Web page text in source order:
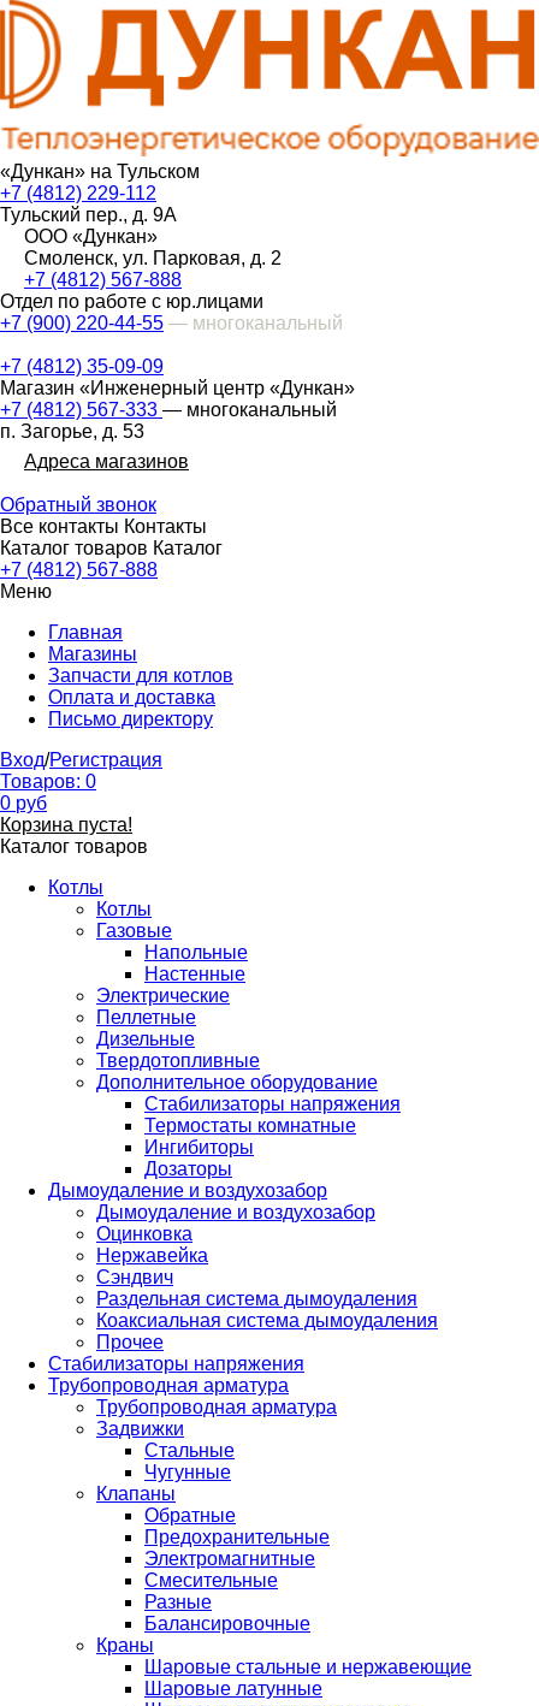
«Дункан» на Тульском
+7 (4812) 229-112
Тульский пер., д. 9А
ООО «Дункан»
Смоленск, ул. Парковая, д. 2
+7 (4812) 567-888
Отдел по работе с юр.лицами
+7 (900) 220-44-55 — многоканальный
+7 (4812) 35-09-09
Магазин «Инженерный центр «Дункан»
+7 (4812) 567-333 — многоканальный
п. Загорье, д. 53
Адреса магазинов
Обратный звонок
Все контакты Контакты
Каталог товаров Каталог
+7 (4812) 567-888
Меню
Главная
Магазины
Запчасти для котлов
Оплата и доставка
Письмо директору
Вход/Регистрация
Товаров: 0
0 руб
Корзина пуста!
Каталог товаров
Котлы
Котлы
Газовые
Напольные
Настенные
Электрические
Пеллетные
Дизельные
Твердотопливные
Дополнительное оборудование
Стабилизаторы напряжения
Термостаты комнатные
Ингибиторы
Дозаторы
Дымоудаление и воздухозабор
Дымоудаление и воздухозабор
Оцинковка
Нержавейка
Сэндвич
Раздельная система дымоудаления
Коаксиальная система дымоудаления
Прочее
Стабилизаторы напряжения
Трубопроводная арматура
Трубопроводная арматура
Задвижки
Стальные
Чугунные
Клапаны
Обратные
Предохранительные
Электромагнитные
Смесительные
Разные
Балансировочные
Краны
Шаровые стальные и нержавеющие
Шаровые латунные